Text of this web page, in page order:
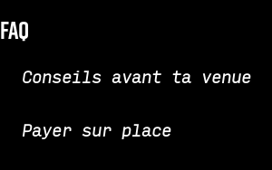
faq
Conseils avant ta venue
Payer sur place